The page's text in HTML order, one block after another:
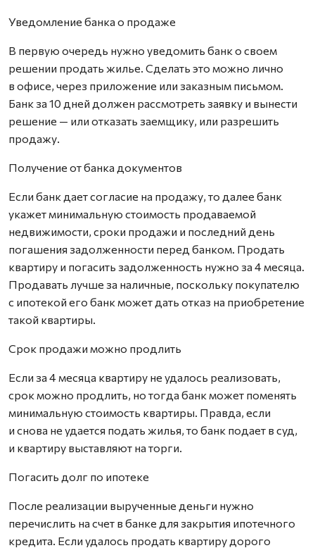
Уведомление банка о продаже
В первую очередь нужно уведомить банк о своем
решении продать жилье. Сделать это можно лично
в офисе, через приложение или заказным письмом.
Банк за 10 дней должен рассмотреть заявку и вынести
решение — или отказать заемщику, или разрешить
продажу.
Получение от банка документов
Если банк дает согласие на продажу, то далее банк
укажет минимальную стоимость продаваемой
недвижимости, сроки продажи и последний день
погашения задолженности перед банком. Продать
квартиру и погасить задолженность нужно за 4 месяца.
Продавать лучше за наличные, поскольку покупателю
с ипотекой его банк может дать отказ на приобретение
такой квартиры.
Срок продажи можно продлить
Если за 4 месяца квартиру не удалось реализовать,
срок можно продлить, но тогда банк может поменять
минимальную стоимость квартиры. Правда, если
и снова не удается подать жилья, то банк подает в суд,
и квартиру выставляют на торги.
Погасить долг по ипотеке
После реализации вырученные деньги нужно
перечислить на счет в банке для закрытия ипотечного
кредита. Если удалось продать квартиру дорого